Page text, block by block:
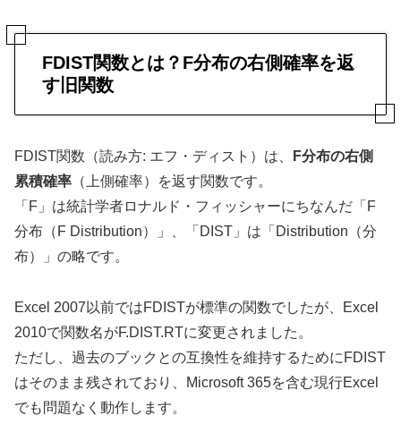
FDIST関数とは？F分布の右側確率を返
す旧関数
FDIST関数（読み方: エフ・ディスト）は、
F分布の右側
累積確率 （上側確率）を返す関数です。
「F」は統計学者ロナルド・フィッシャーにちなんだ「F
分布（F Distribution）」、「DIST」は「Distribution（分
布）」の略です。
Excel 2007以前ではFDISTが標準の関数でしたが、Excel
2010で関数名がF.DIST.RTに変更されました。
ただし、過去のブックとの互換性を維持するためにFDIST
はそのまま残されており、Microsoft 365を含む現行Excel
でも問題なく動作します。